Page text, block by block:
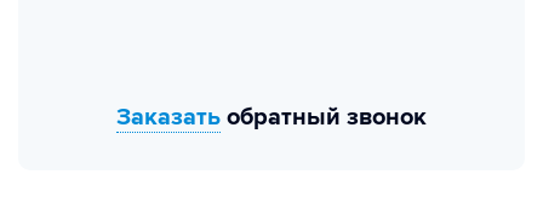
Заказать обратный звонок